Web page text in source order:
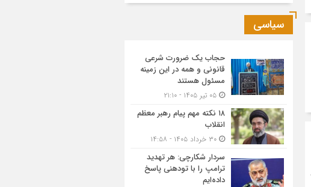
سیاسی
حجاب یک ضرورت شرعی
قانونی و همه در این زمینه
مسئول هستند
۱۸ نکته مهم پیام رهبر معظم
انقلاب
سردار شکارچی: هر تهدید
ترامپ را با تودهنی پاسخ
داده‌ایم